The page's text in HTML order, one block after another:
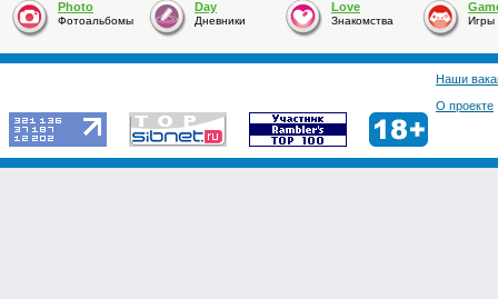
Photo
Фотоальбомы
Day
Дневники
Love
Знакомства Игры
Наши
О проекте